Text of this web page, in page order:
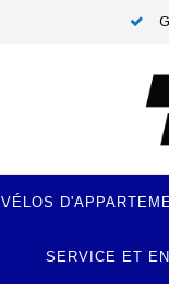
VÉLOS
SERVICE ET